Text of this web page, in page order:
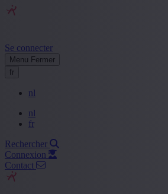
Se connecter
Menu Fermer
fr
nl
nl
fr
Rechercher
Connexion
Contact